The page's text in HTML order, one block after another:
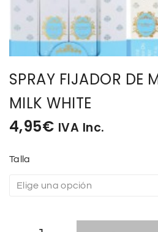
SPRAY FIJADOR DE
MILK WHITE
4,95€ IVA Inc.
Talla